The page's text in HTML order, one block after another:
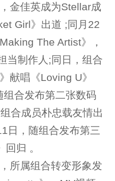
佳英成为Stellar成
Girl》出道 ;同月22
The Artist》，
当制作人;同日，组合
献唱《Loving U》
组合发布第二张数码
合成员朴忠载友情出
日，随组合发布第三
归 。
属组合转变形象发